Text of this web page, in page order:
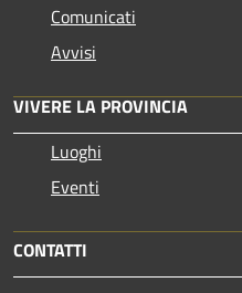
Comunicati
Avvisi
VIVERE LA PROVINCIA
Luoghi
Eventi
CONTATTI